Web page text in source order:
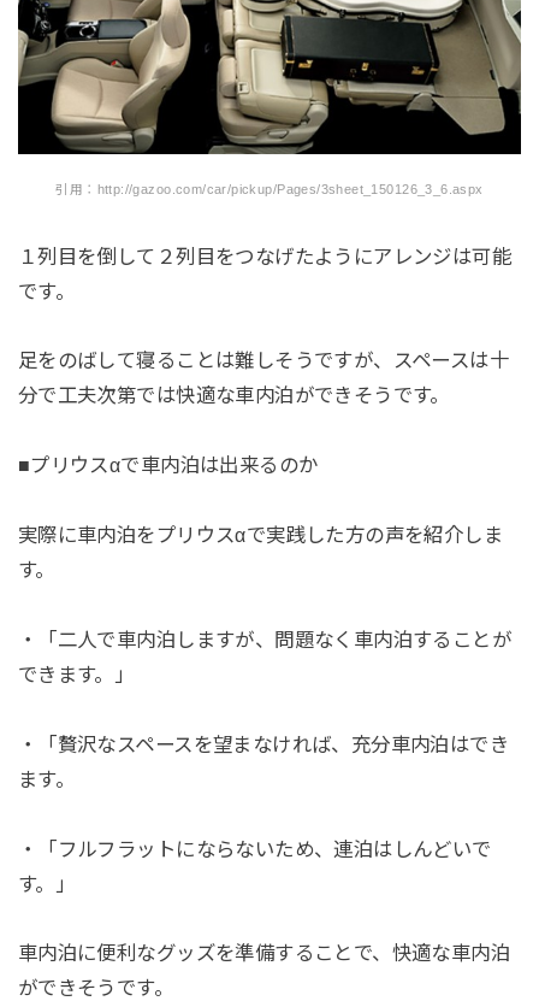
引用：http://gazoo.com/car/pickup/Pages/3sheet_150126_3_6.aspx
１列目を倒して２列目をつなげたようにアレンジは可能
です。
足をのばして寝ることは難しそうですが、スペースは十
分で工夫次第では快適な車内泊ができそうです。
■プリウスαで車内泊は出来るのか
実際に車内泊をプリウスαで実践した方の声を紹介しま
す。
・「二人で車内泊しますが、問題なく車内泊することが
できます。」
・「贅沢なスペースを望まなければ、充分車内泊はでき
ます。
・「フルフラットにならないため、連泊はしんどいで
す。」
車内泊に便利なグッズを準備することで、快適な車内泊
ができそうです。